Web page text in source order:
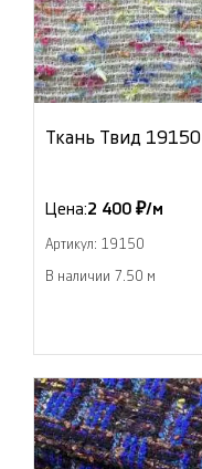
Ткань Твид 19150
Цена:2 400 ₽/м
Артикул: 19150
В наличии 7.50 м